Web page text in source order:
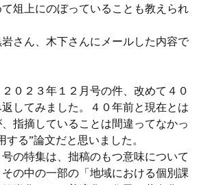
俎上にのぼっていることも教えられ
さん、木下さんにメールした内容で
２０２３年１２月号の件、改めて４０
してみました。４０年前と現在とは
指摘していることは間違ってなかっ
する”論文だと思いました。
の特集は、拙稿のもつ意味について
の中の一部の「地域における個別課